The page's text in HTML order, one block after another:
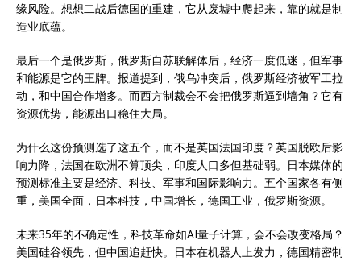
缘风险。想想二战后德国的重建，它从废墟中爬起来，靠的就是制
造业底蕴。
最后一个是俄罗斯，俄罗斯自苏联解体后，经济一度低迷，但军事
和能源是它的王牌。报道提到，俄乌冲突后，俄罗斯经济被军工拉
动，和中国合作增多。而西方制裁会不会把俄罗斯逼到墙角？它有
资源优势，能源出口稳住大局。
为什么这份预测选了这五个，而不是英国法国印度？英国脱欧后影
响力降，法国在欧洲不算顶尖，印度人口多但基础弱。日本媒体的
预测标准主要是经济、科技、军事和国际影响力。五个国家各有侧
重，美国全面，日本科技，中国增长，德国工业，俄罗斯资源。
未来35年的不确定性，科技革命如AI量子计算，会不会改变格局？
美国硅谷领先，但中国追赶快。日本在机器人上发力，德国精密制